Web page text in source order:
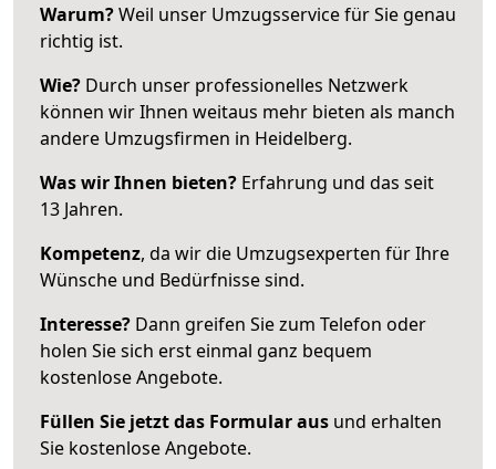
Warum?Weil unser Umzugsservice für Sie genau
richtig ist.
Wie? Durch unser professionelles Netzwerk
können wir Ihnen weitaus mehr bieten als manch
andere Umzugsfirmen in Heidelberg.
Was wir Ihnen bieten? Erfahrung und das seit
13 Jahren.
Kompetenz, da wir die Umzugsexperten für Ihre
Wünsche und Bedürfnisse sind.
Interesse? Dann greifen Sie zum Telefon oder
holen Sie sich erst einmal ganz bequem
kostenlose Angebote.
Füllen Sie jetzt das Formular aus und erhalten
Sie kostenlose Angebote.